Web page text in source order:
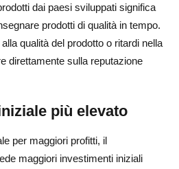
dai paesi sviluppati significa
prodotti di qualità in tempo.
qualità del prodotto o ritardi nella
direttamente sulla reputazione
più elevato
per maggiori profitti, il
maggiori investimenti iniziali